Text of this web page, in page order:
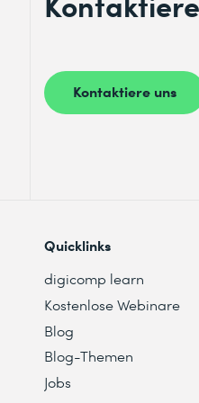
Kontaktiere uns
Quicklinks
digicomp learn
Kostenlose Webinare
Blog
Blog-Themen
Jobs